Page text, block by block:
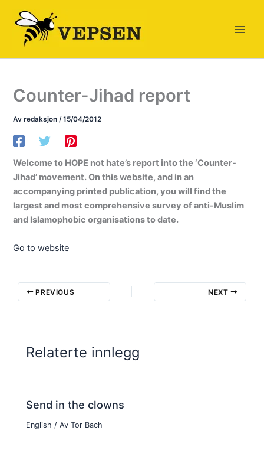
innholdet
Counter-Jihad report
Av redaksjon/15/04/2012
Welcome to HOPE not hate’s report into the ‘Counter-
Jihad’ movement. On this website, and in an
accompanying printed publication, you will find the
largest and most comprehensive survey of anti-Muslim
and Islamophobic organisations to date.
Go to website
PREVIOUS NEXT
Relaterte innlegg
Send in the clowns
English / Av Tor Bach